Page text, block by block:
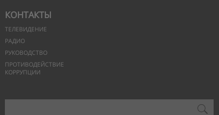
КОНТАКТЫ
ТЕЛЕВИДЕНИЕ
РАДИО
РУКОВОДСТВО
ПРОТИВОДЕЙСТВИЕ
КОРРУПЦИИ